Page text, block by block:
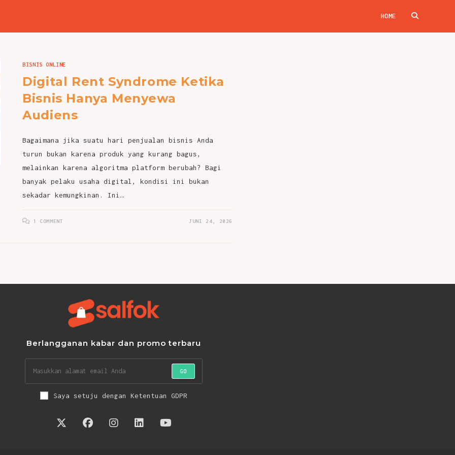
HOME TOGGLE
BISNIS ONLINE
Digital Rent Syndrome Ketika
Bisnis Hanya Menyewa
Audiens
Bagaimana jika suatu hari penjualan bisnis Anda
turun bukan karena produk yang kurang bagus,
melainkan karena algoritma platform berubah? Bagi
banyak pelaku usaha digital, kondisi ini bukan
sekadar kemungkinan. Ini…
1 COMMENT JUNI 24, 2026
Berlangganan kabar dan promo terbaru
GO
Saya setuju dengan Ketentuan GDPR